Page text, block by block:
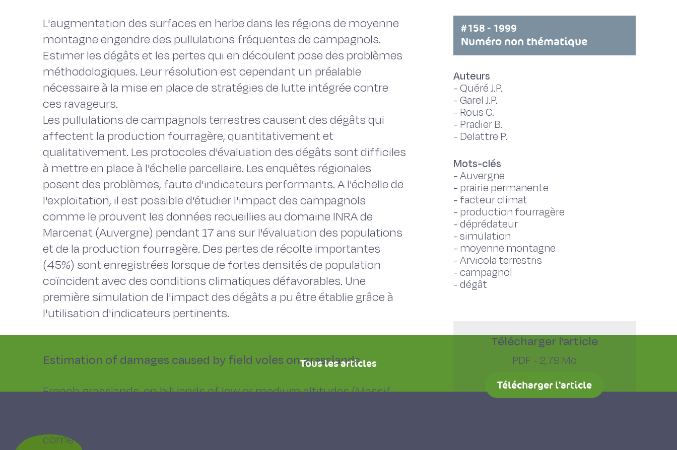
L'augmentation des surfaces en herbe dans les régions de moyenne
montagne engendre des pullulations fréquentes de campagnols.
Estimer les dégâts et les pertes qui en découlent pose des problèmes
méthodologiques. Leur résolution est cependant un préalable
nécessaire à la mise en place de stratégies de lutte intégrée contre
ces ravageurs.
Les pullulations de campagnols terrestres causent des dégâts qui
affectent la production fourragère, quantitativement et
qualitativement. Les protocoles d'évaluation des dégâts sont difficiles
à mettre en place à l'échelle parcellaire. Les enquêtes régionales
posent des problèmes, faute d'indicateurs performants. A l'échelle de
l'exploitation, il est possible d'étudier l'impact des campagnols
comme le prouvent les données recueillies au domaine INRA de
Marcenat (Auvergne) pendant 17 ans sur l'évaluation des populations
et de la production fourragère. Des pertes de récolte importantes
(45%) sont enregistrées lorsque de fortes densités de population
coïncident avec des conditions climatiques défavorables. Une
première simulation de l'impact des dégâts a pu être établie grâce à
l'utilisation d'indicateurs pertinents.
Estimation of damages caused by field voles on grasslands
French grasslands, on hill lands of low or medium altitudes (Massif
come in pullulating waves every 5 - 7 years, which last for 1 or 2 years.
#158 - 1999
Numéro non thématique
Auteurs
-Quéré J.P.
-Garel J.P.
- Rous C.
- Pradier B.
- Delattre P.
Mots-clés
-Auvergne
- prairie permanente
- facteur climat
- production fourragère
-déprédateur
-simulation
- moyenne montagne
-Arvicola terrestris
-campagnol
-dégât
Télécharger l'article
PDF - 2,79 Mo
Télécharger l'article
Tous les articles